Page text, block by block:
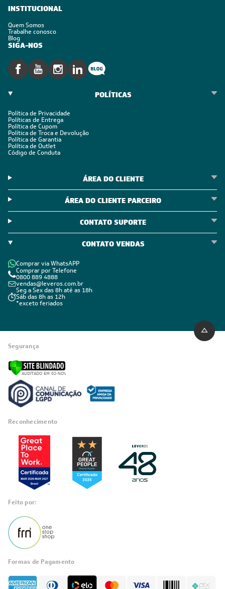
INSTITUCIONAL
Quem Somos
Trabalhe conosco
Blog
SIGA-NOS
POLÍTICAS
Política de Privacidade
Políticas de Entrega
Política de Cupom
Política de Troca e Devolução
Política de Garantia
Política de Outlet
Código de Conduta
ÁREA DO CLIENTE
ÁREA DO CLIENTE PARCEIRO
CONTATO SUPORTE
CONTATO VENDAS
Comprar via WhatsAPP
Comprar por Telefone
0800 889 4888
vendas@leveros.com.br
Seg a Sex das 8h até as 18h
Sáb das 8h as 12h
*exceto feriados
Segurança
Reconhecimento
Feito por:
Formas de Pagamento
Fale com a LIA